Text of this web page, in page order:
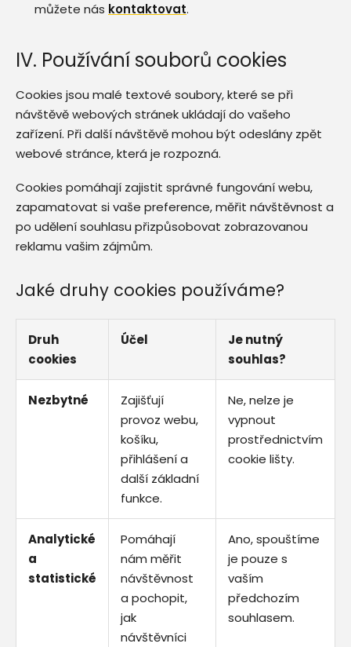
můžete nás kontaktovat.
IV. Používání souborů cookies
Cookies jsou malé textové soubory, které se při
návštěvě webových stránek ukládají do vašeho
zařízení. Při další návštěvě mohou být odeslány zpět
webové stránce, která je rozpozná.
Cookies pomáhají zajistit správné fungování webu,
zapamatovat si vaše preference, měřit návštěvnost a
po udělení souhlasu přizpůsobovat zobrazovanou
reklamu vašim zájmům.
Jaké druhy cookies používáme?
Druh
cookies
Účel
Je nutný
souhlas?
Nezbytné
Zajišťují
provoz webu,
košíku,
přihlášení a
další základní
funkce.
Ne, nelze je
vypnout
prostřednictvím
cookie lišty.
Analytické
a
statistické
Pomáhají
nám měřit
návštěvnost
a pochopit,
jak
návštěvníci
Ano, spouštíme
je pouze s
vaším
předchozím
souhlasem.